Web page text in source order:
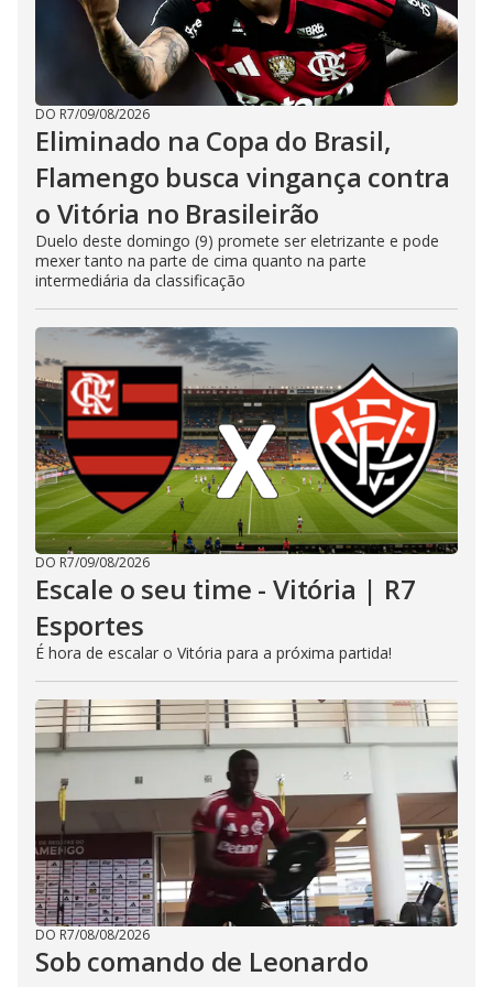
DO R7/09/08/2026
Eliminado na Copa do Brasil,
Flamengo busca vingança contra
o Vitória no Brasileirão
Duelo deste domingo (9) promete ser eletrizante e pode
mexer tanto na parte de cima quanto na parte
intermediária da classificação
DO R7/09/08/2026
Escale o seu time - Vitória | R7
Esportes
É hora de escalar o Vitória para a próxima partida!
DO R7/08/08/2026
Sob comando de Leonardo